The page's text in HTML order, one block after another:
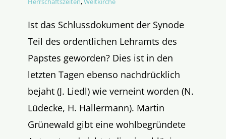
Ist das Schlussdokument der Synode
Teil des ordentlichen Lehramts des
Papstes geworden? Dies ist in den
letzten Tagen ebenso nachdrücklich
bejaht (J. Liedl) wie verneint worden (N.
Lüdecke, H. Hallermann). Martin
Grünewald gibt eine wohlbegründete